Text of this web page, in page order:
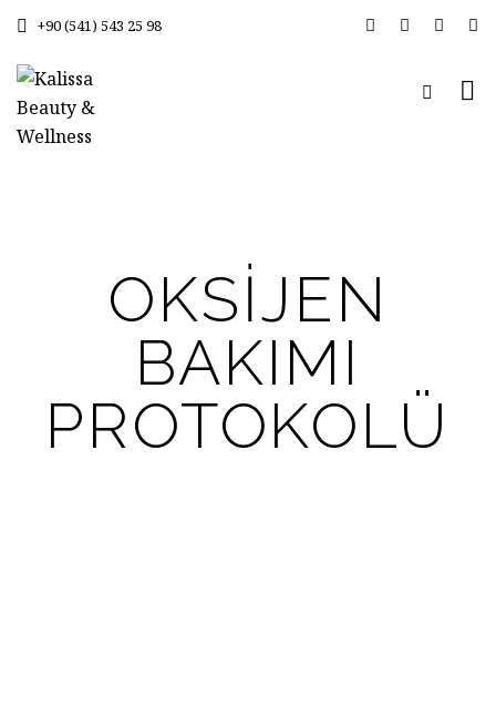
+90 (541) 543 25 98
OKSIJEN
BAKIMI
PROTOKOLÜ